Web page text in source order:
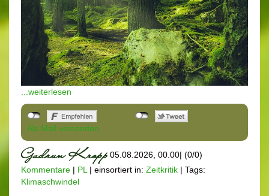
...weiterlesen
Als Mail versenden
05.08.2026, 00.00| (0/0)
Kommentare | PL | einsortiert in: Zeitkritik | Tags:
Klimaschwindel